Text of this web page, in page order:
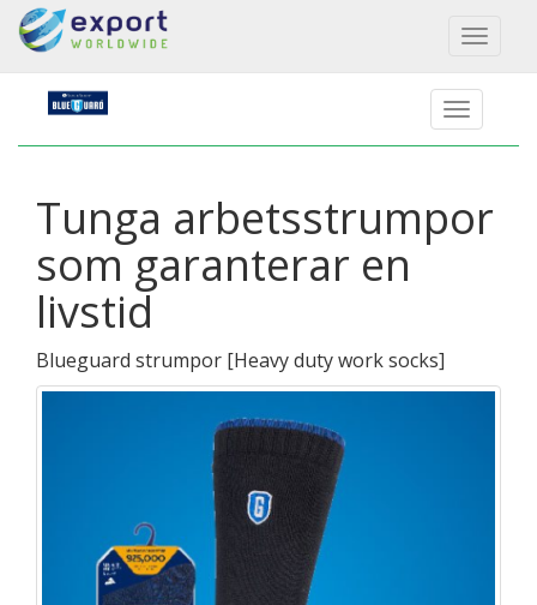
Toggle
Tunga arbetsstrumpor
som garanterar en
livstid
Blueguard strumpor [Heavy duty work socks]